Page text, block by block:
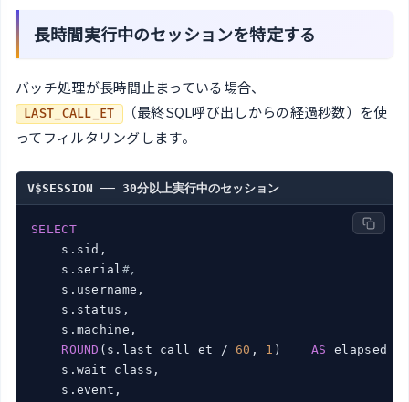
長時間実行中のセッションを特定する
バッチ処理が長時間止まっている場合、
LAST_CALL_ET
（最終SQL呼び出しからの経過秒数）を使
ってフィルタリングします。
V$SESSION ── 30分以上実行中のセッション
SELECT
    s.sid,
    s.serial
#,
    s.username,
    s.status,
    s.machine,
ROUND (s.last_call_et / 60 , 1 ) AS
    s.wait_class,
    s.event,